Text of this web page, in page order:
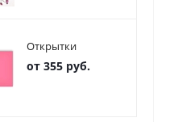
Открытки
от 355 руб.